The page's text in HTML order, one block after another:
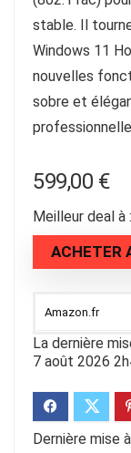
stable. Il
Windows 11
nouvelles
sobre et
599,00 €
Meilleur deal à :
ACHETER
Amazon.fr
La dernière
7 août 2026
Dernière mise